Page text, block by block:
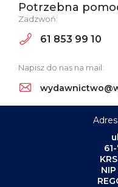
Potrzebna
Zadzwoń:
61 853 99 10
Napisz do nas na mail: